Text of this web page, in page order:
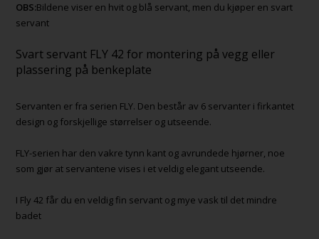
OBS:Bildene viser en hvit og blå servant, men du kjøper en svart
servant
Svart servant FLY 42 for montering på vegg eller
plassering på benkeplate
Servanten er fra serien FLY. Den består av 6 servanter i firkantet
design og forskjellige størrelser og utseende.
FLY-serien har den vakre tynn kant og avrundede hjørner, noe
som gjør at servantene vises i et veldig elegant utseende.
I Fly 42 får du en veldig fin servant og mye vask til det mindre
badet